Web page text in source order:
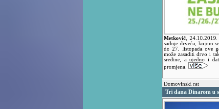
Metković ,
sadnje drveća, kojom
do 27. listopada ove
može zasaditi drvo i
sredine, a ujedno i
promjena.
Domovinski rat
Tri dana Dinarom u